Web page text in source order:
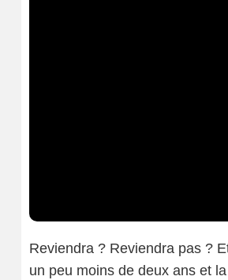
Reviendra ? Reviendra pas ?
un peu moins de deux ans et